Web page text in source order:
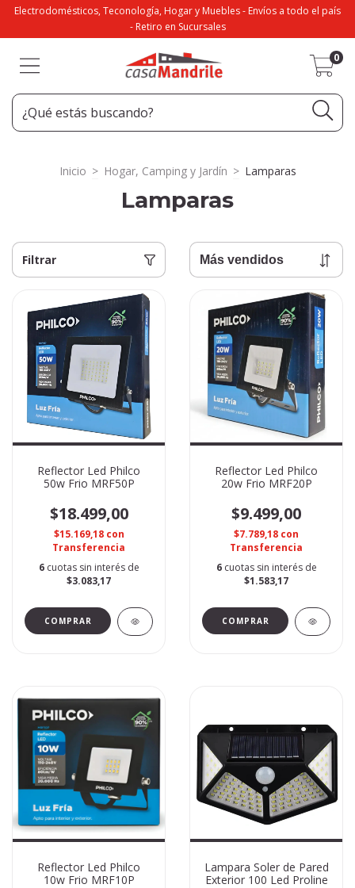
Electrodomésticos, Teconología, Hogar y Muebles - Envíos a todo el país
- Retiro en Sucursales
0
Inicio > Hogar, Camping y Jardín > Lamparas
Lamparas
Filtrar
Reflector Led Philco
50w Frio MRF50P
$18.499,00
$15.169,18 con
Transferencia
6 cuotas sin interés de
$3.083,17
Reflector Led Philco
20w Frio MRF20P
$9.499,00
$7.789,18 con
Transferencia
6 cuotas sin interés de
$1.583,17
Reflector Led Philco
10w Frio MRF10P
Lampara Soler de Pared
Exterior 100 Led Proline